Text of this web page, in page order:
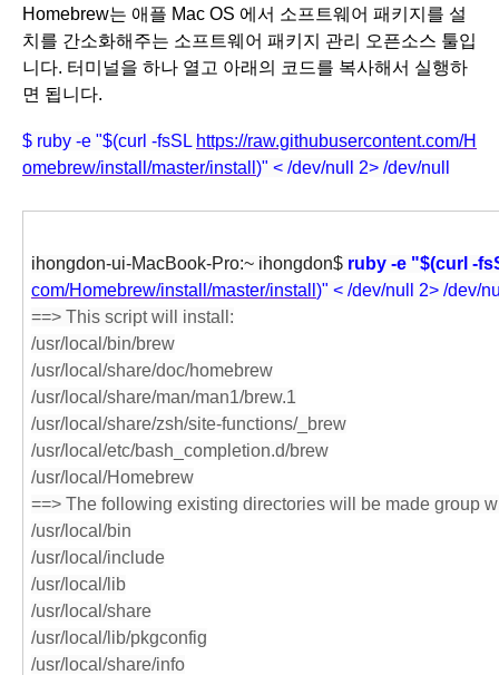
Homebrew는 애플 Mac OS 에서 소프트웨어 패키지를 설
치를 간소화해주는 소프트웨어 패키지 관리 오픈소스 툴입
니다. 터미널을 하나 열고 아래의 코드를 복사해서 실행하
면 됩니다.
$ ruby -e "$(curl -fsSL https://raw.githubusercontent.com/H
omebrew/install/master/install )" < /dev/null 2> /dev/null
ihongdon-ui-MacBook-Pro:~ ihongdon$ ruby -e "$(curl -
com/Homebrew/install/master/install )" < /dev/null 2> /dev/
==> This script will install:
/usr/local/bin/brew
/usr/local/share/doc/homebrew
/usr/local/share/man/man1/brew.1
/usr/local/share/zsh/site-functions/_brew
/usr/local/etc/bash_completion.d/brew
/usr/local/Homebrew
==> The following existing directories will be made group
/usr/local/bin
/usr/local/include
/usr/local/lib
/usr/local/share
/usr/local/lib/pkgconfig
/usr/local/share/info